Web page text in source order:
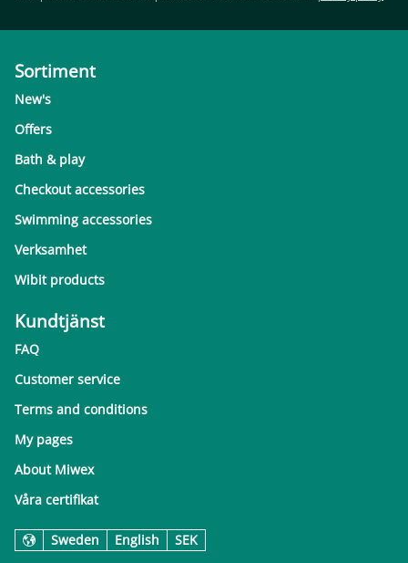
Sortiment
New's
Offers
Bath & play
Checkout accessories
Swimming accessories
Verksamhet
Wibit products
Kundtjänst
FAQ
Customer service
Terms and conditions
My pages
About Miwex
Våra certifikat
Sweden English SEK